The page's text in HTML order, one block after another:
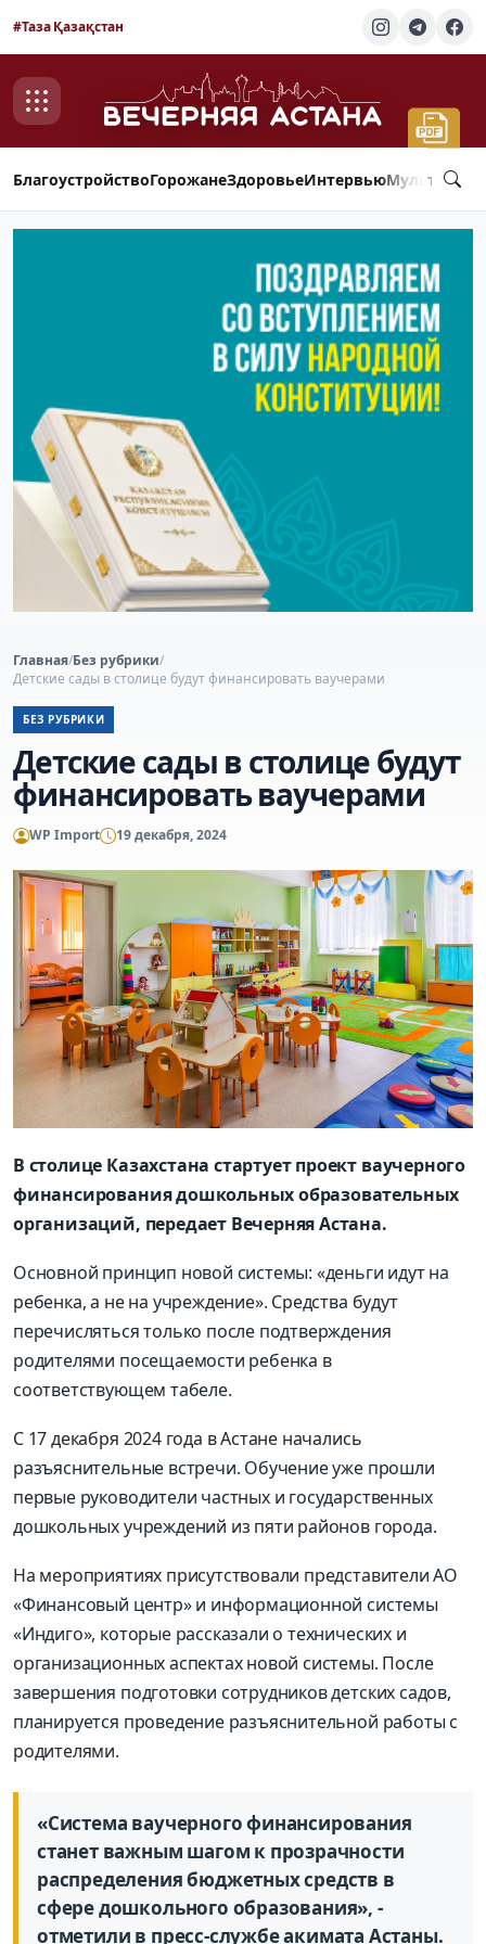
#Таза Қазақстан
БлагоустройствоГорожанеЗдоровьеИнтервью
Главная/Без рубрики/
Детские сады в столице будут финансировать ваучерами
БЕЗ РУБРИКИ
Детские сады в столице будут
финансировать ваучерами
WP Import 19 декабря, 2024
В столице Казахстана стартует проект ваучерного
финансирования дошкольных образовательных
организаций, передает Вечерняя Астана.
Основной принцип новой системы: «деньги идут на
ребенка, а не на учреждение». Средства будут
перечисляться только после подтверждения
родителями посещаемости ребенка в
соответствующем табеле.
С 17 декабря 2024 года в Астане начались
разъяснительные встречи. Обучение уже прошли
первые руководители частных и государственных
дошкольных учреждений из пяти районов города.
На мероприятиях присутствовали представители АО
«Финансовый центр» и информационной системы
«Индиго», которые рассказали о технических и
организационных аспектах новой системы. После
завершения подготовки сотрудников детских садов,
планируется проведение разъяснительной работы с
родителями.
«Система ваучерного финансирования
станет важным шагом к прозрачности
распределения бюджетных средств в
сфере дошкольного образования», -
отметили в пресс-службе акимата Астаны.